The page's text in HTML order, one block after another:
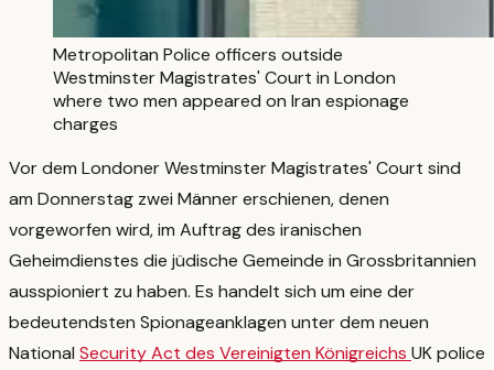
Metropolitan Police officers outside
Westminster Magistrates' Court in London
where two men appeared on Iran espionage
charges
Vor dem Londoner Westminster Magistrates' Court sind
am Donnerstag zwei Männer erschienen, denen
vorgeworfen wird, im Auftrag des iranischen
Geheimdienstes die jüdische Gemeinde in Grossbritannien
ausspioniert zu haben. Es handelt sich um eine der
bedeutendsten Spionageanklagen unter dem neuen
National Security Act des Vereinigten Königreichs UK police